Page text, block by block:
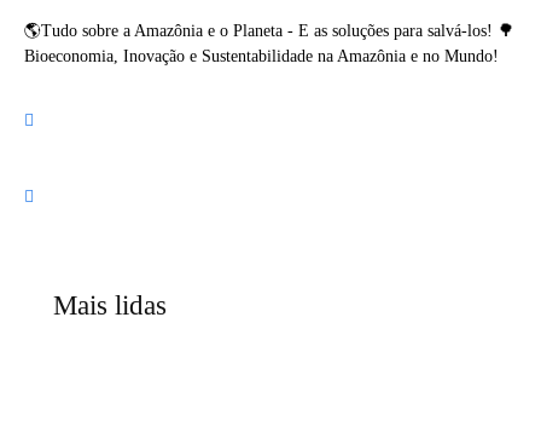
🌎Tudo sobre a Amazônia e o Planeta - E as soluções para salvá-los! 🌳
Bioeconomia, Inovação e Sustentabilidade na Amazônia e no Mundo!
Mais lidas